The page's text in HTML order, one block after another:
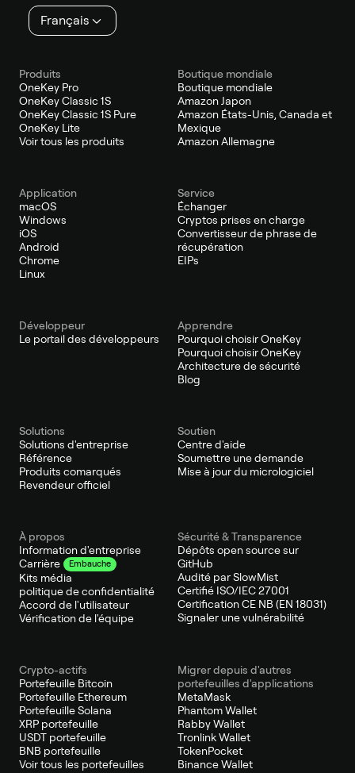
Français
Produits
OneKey Pro
OneKey Classic 1S
OneKey Classic 1S Pure
OneKey Lite
Voir tous les produits
Boutique mondiale
Boutique mondiale
Amazon Japon
Amazon États-Unis, Canada et
Mexique
Amazon Allemagne
Application
macOS
Windows
iOS
Android
Chrome
Linux
Service
Échanger
Cryptos prises en charge
Convertisseur de phrase de
récupération
EIPs
Développeur
Le portail des développeurs
Apprendre
Pourquoi choisir OneKey
Pourquoi choisir OneKey
Architecture de sécurité
Blog
Solutions
Solutions d'entreprise
Référence
Produits comarqués
Revendeur officiel
Soutien
Centre d'aide
Soumettre une demande
Mise à jour du micrologiciel
À propos
Information d'entreprise
Carrière
Embauche
Kits média
politique de confidentialité
Accord de l'utilisateur
Vérification de l'équipe
Sécurité & Transparence
Dépôts open source sur
GitHub
Audité par SlowMist
Certifié ISO/IEC 27001
Certification CE NB (EN 18031)
Signaler une vulnérabilité
Crypto-actifs
Portefeuille Bitcoin
Portefeuille Ethereum
Portefeuille Solana
XRP portefeuille
USDT portefeuille
BNB portefeuille
Voir tous les portefeuilles
Migrer depuis d'autres
portefeuilles d'applications
MetaMask
Phantom Wallet
Rabby Wallet
Tronlink Wallet
TokenPocket
Binance Wallet